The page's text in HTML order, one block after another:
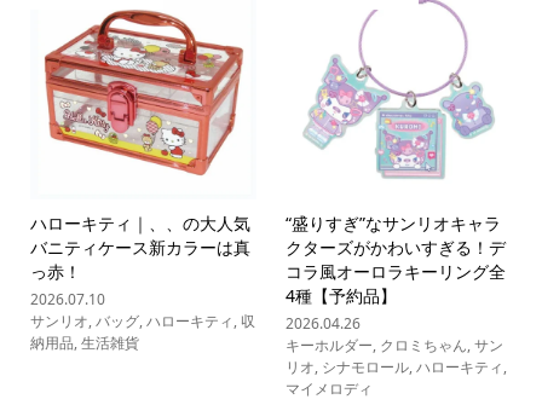
ハローキティ｜、、の大人気
バニティケース新カラーは真
っ赤！
2026.07.10
サンリオ,バッグ,ハローキティ, 収
納用品,生活雑貨
“盛りすぎ”なサンリオキャラ
クターズがかわいすぎる！デ
コラ風オーロラキーリング全
4種【予約品】
2026.04.26
キーホルダー, クロミちゃん,サン
リオ, シナモロール,ハローキティ,
マイメロディ